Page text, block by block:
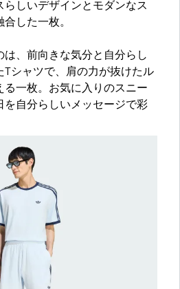
らしいデザインとモダンなス
合した一枚。
は、前向きな気分と自分らし
Tシャツで、肩の力が抜けたル
る一枚。お気に入りのスニー
を自分らしいメッセージで彩